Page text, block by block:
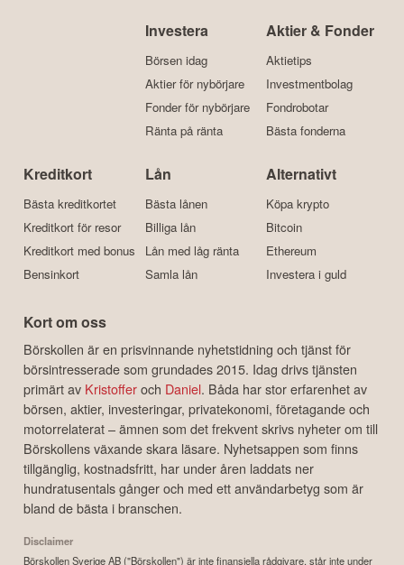
Investera
Börsen idag
Aktier för nybörjare
Fonder för nybörjare
Ränta på ränta
Aktier & Fonder
Aktietips
Investmentbolag
Fondrobotar
Bästa fonderna
Kreditkort
Bästa kreditkortet
Kreditkort för resor
Kreditkort med bonus
Bensinkort
Lån
Bästa lånen
Billiga lån
Lån med låg ränta
Samla lån
Alternativt
Köpa krypto
Bitcoin
Ethereum
Investera i guld
Kort om oss
Börskollen är en prisvinnande nyhetstidning och tjänst för
börsintresserade som grundades 2015. Idag drivs tjänsten
primärt av Kristofferoch Daniel. Båda har stor erfarenhet av
börsen, aktier, investeringar, privatekonomi, företagande och
motorrelaterat – ämnen som det frekvent skrivs nyheter om till
Börskollens växande skara läsare. Nyhetsappen som finns
tillgänglig, kostnadsfritt, har under åren laddats ner
hundratusentals gånger och med ett användarbetyg som är
bland de bästa i branschen.
Disclaimer
Börskollen Sverige AB ("Börskollen") är inte finansiella rådgivare, står inte under